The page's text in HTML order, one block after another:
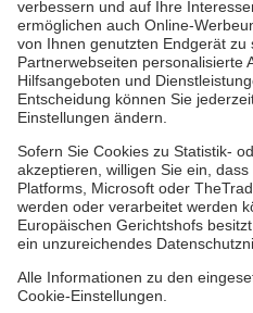
Medizin